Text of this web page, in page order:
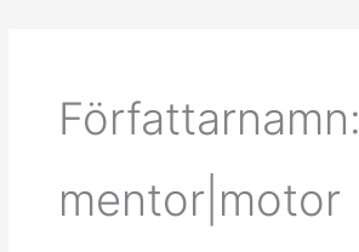
Författarnamn:
mentor|motor